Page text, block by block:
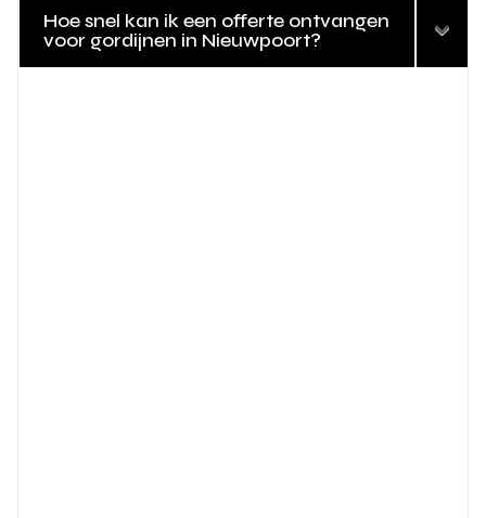
Hoe snel kan ik een offerte ontvangen
voor gordijnen in Nieuwpoort?